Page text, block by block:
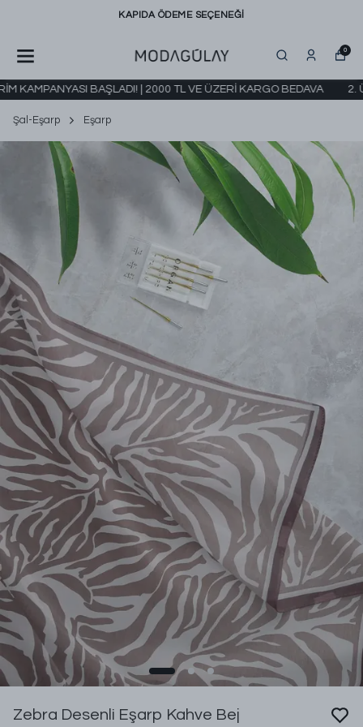
KAPIDA ÖDEME SEÇENEĞİ
0
BAŞLADI! | 2000 TL VE ÜZERİ KARGO BEDAVA 2.
Şal-Eşarp Eşarp
Zebra Desenli Eşarp Kahve Bej